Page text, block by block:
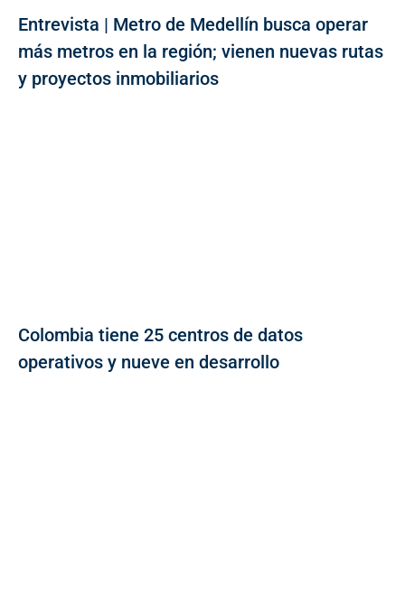
Entrevista | Metro de Medellín busca operar
más metros en la región; vienen nuevas rutas
y proyectos inmobiliarios
Colombia tiene 25 centros de datos
operativos y nueve en desarrollo